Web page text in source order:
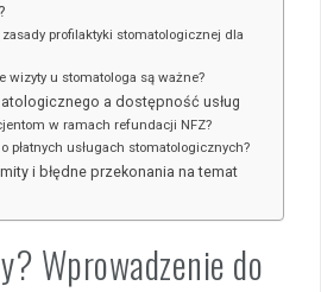
profilaktyki stomatologicznej dla
wizyty u stomatologa są ważne?
a dostępność usług
w ramach refundacji NFZ?
płatnych usługach stomatologicznych?
i błędne przekonania na temat
Wprowadzenie do